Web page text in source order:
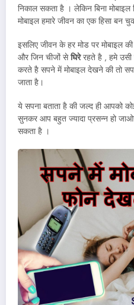
निकाल सकता है । लेकिन बिना
मोबाइल हमारे जीवन का एक हिसा बन
इसलिए जीवन के हर मोड पर मोबाइल
और जिन चीजों सेघिरेरहते है , हमे उसी
करते है सपने में मोबाइल देखने की तो
जाता है।
ये सपना बताता है की जल्द ही आपको
सुनकर आप बहुत ज्यादा प्रसन्न हो
सकता है ।